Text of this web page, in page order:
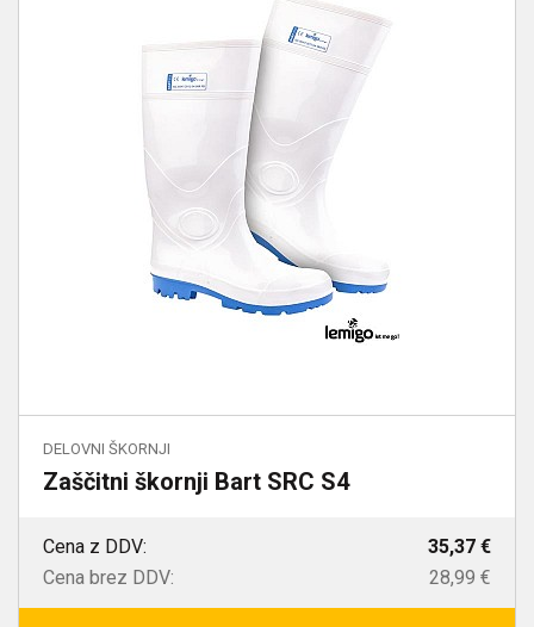
DELOVNI ŠKORNJI
Zaščitni škornji Bart SRC S4
Cena z DDV:
35,37 €
Cena brez DDV:
28,99 €